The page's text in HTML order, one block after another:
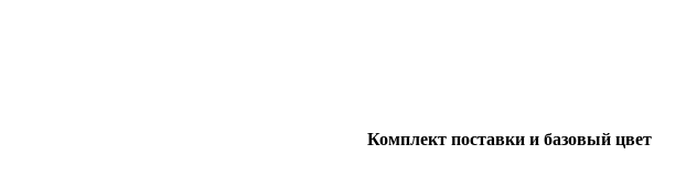
Комплект поставки и базовый цвет